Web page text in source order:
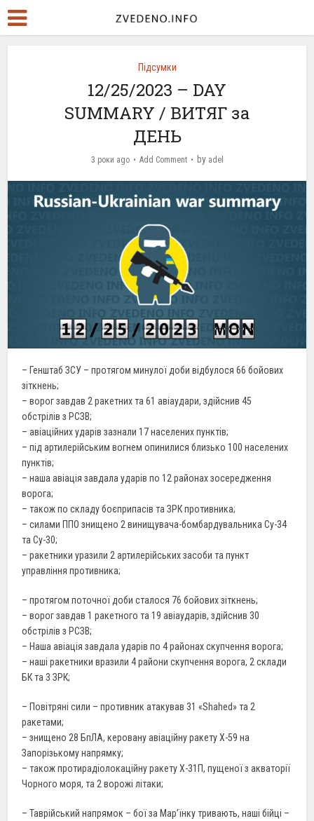
Підсумки
12/25/2023 – DAY
SUMMARY / ВИТЯГ за
ДЕНЬ
3 роки ago Add Comment by adel
– Генштаб ЗСУ – протягом минулої доби відбулося 66 бойових
зіткнень;
– ворог завдав 2 ракетних та 61 авіаудари, здійснив 45
обстрілів з РСЗВ;
– авіаційних ударів зазнали 17 населених пунктів;
– під артилерійським вогнем опинилися близько 100 населених
пунктів;
– наша авіація завдала ударів по 12 районах зосередження
ворога;
– також по складу боєприпасів та ЗРК противника;
– силами ППО знищено 2 винищувача-бомбардувальника Су-34
та Су-30;
– ракетники уразили 2 артилерійських засоби та пункт
управління противника;
– протягом поточної доби сталося 76 бойових зіткнень;
– ворог завдав 1 ракетного та 19 авіаударів, здійснив 30
обстрілів з РСЗВ;
– Наша авіація завдала ударів по 4 районах скупчення ворога;
– наші ракетники вразили 4 райони скупчення ворога, 2 склади
БК та 3 ЗРК;
– Повітряні сили – противник атакував 31 «Shahed» та 2
ракетами;
– знищено 28 БпЛА, керовану авіаційну ракету Х-59 на
Запорізькому напрямку;
– також протирадіолокаційну ракету Х-31П, пущеної з акваторії
Чорного моря, та 2 ворожі літаки;
– Таврійський напрямок – бої за Мар’їнку тривають, наші бійці –